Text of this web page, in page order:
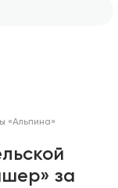
«Альпина»
за